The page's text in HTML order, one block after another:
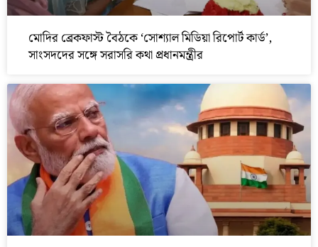
মোদির ব্রেকফাস্ট বৈঠকে ‘সোশ্যাল মিডিয়া রিপোর্ট কার্ড’,
সাংসদদের সঙ্গে সরাসরি কথা প্রধানমন্ত্রীর